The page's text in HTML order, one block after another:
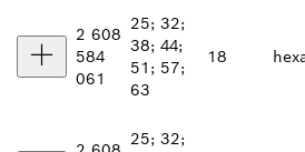
2 608
584
061
25; 32;
38; 44;
51; 57;
63
18
25; 32;